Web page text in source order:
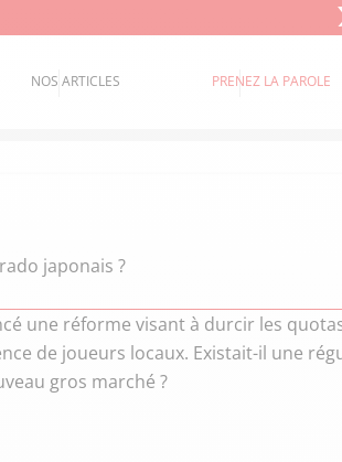
NOS ARTICLES PRENEZ LA PAROLE
japonais ?
une réforme visant à durcir les
de joueurs locaux. Existait-il une
gros marché ?